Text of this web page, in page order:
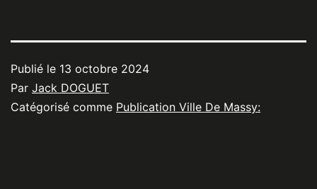
Publié le 13 octobre 2024
Par Jack DOGUET
Catégorisé comme Publication Ville De Massy: